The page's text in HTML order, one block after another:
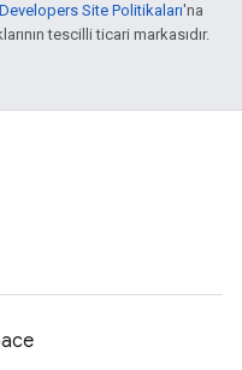
Site Politikaları'na
tescilli ticari markasıdır.